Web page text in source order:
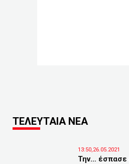
ΤΕΛΕΥΤΑΙΑ ΝΕΑ
13:50,26.05.2021
Την… έσπασε